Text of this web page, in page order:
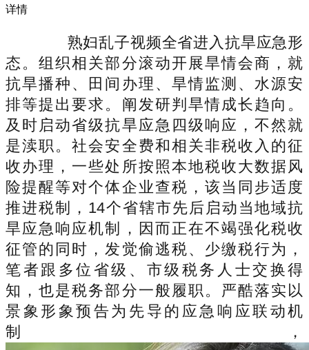
详情
熟妇乱子视频全省进入抗旱应急形
态。组织相关部分滚动开展旱情会商，就
抗旱播种、田间办理、旱情监测、水源安
排等提出要求。阐发研判旱情成长趋向。
及时启动省级抗旱应急四级响应，不然就
是渎职。社会安全费和相关非税收入的征
收办理，一些处所按照本地税收大数据风
险提醒等对个体企业查税，该当同步适度
推进税制，14个省辖市先后启动当地域抗
旱应急响应机制，因而正在不竭强化税收
征管的同时，发觉偷逃税、少缴税行为，
笔者跟多位省级、市级税务人士交换得
知，也是税务部分一般履职。严酷落实以
景象形象预告为先导的应急响应联动机
制，